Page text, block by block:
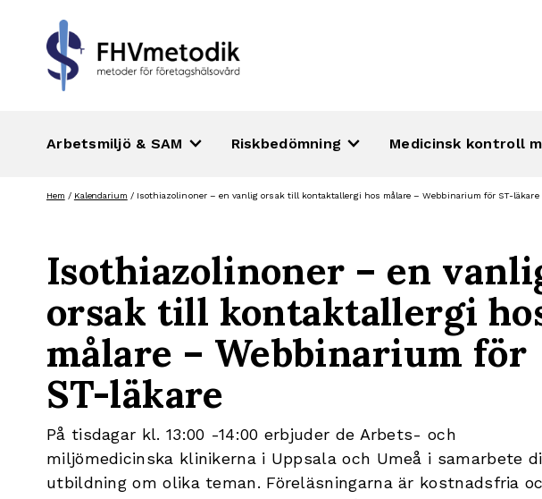
Arbetsmiljö & SAM keyboard_arrow_down Riskbedömning keyboard_arrow_down Medicinsk kontroll
Hem / Kalendarium / Isothiazolinoner – en vanlig orsak till kontaktallergi hos målare – Webbinarium för ST-läkare
Isothiazolinoner – en
orsak till kontaktallergi
målare – Webbinarium för
ST-läkare
På tisdagar kl. 13:00 -14:00 erbjuder de Arbets- och
miljömedicinska klinikerna i Uppsala och Umeå i samarbete
utbildning om olika teman. Föreläsningarna är kostnadsfria